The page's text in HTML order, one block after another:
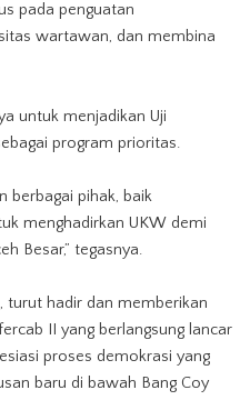
pada penguatan
wartawan, dan membina
untuk menjadikan Uji
program prioritas.
berbagai pihak, baik
menghadirkan UKW demi
Besar,” tegasnya.
turut hadir dan memberikan
II yang berlangsung lancar
proses demokrasi yang
baru di bawah Bang Coy